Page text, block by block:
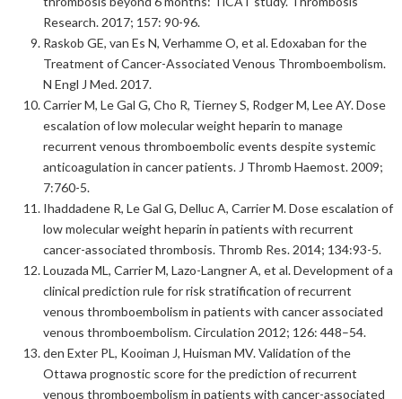
Research. 2017; 157: 90-96.
Raskob GE, van Es N, Verhamme O, et al. Edoxaban for the
Treatment of Cancer-Associated Venous Thromboembolism.
N Engl J Med. 2017.
Carrier M, Le Gal G, Cho R, Tierney S, Rodger M, Lee AY. Dose
escalation of low molecular weight heparin to manage
recurrent venous thromboembolic events despite systemic
anticoagulation in cancer patients. J Thromb Haemost. 2009;
7:760-5.
Ihaddadene R, Le Gal G, Delluc A, Carrier M. Dose escalation of
low molecular weight heparin in patients with recurrent
cancer-associated thrombosis. Thromb Res. 2014; 134:93-5.
Louzada ML, Carrier M, Lazo-Langner A, et al. Development of a
clinical prediction rule for risk stratification of recurrent
venous thromboembolism in patients with cancer associated
venous thromboembolism. Circulation 2012; 126: 448–54.
den Exter PL, Kooiman J, Huisman MV. Validation of the
Ottawa prognostic score for the prediction of recurrent
venous thromboembolism in patients with cancer-associated